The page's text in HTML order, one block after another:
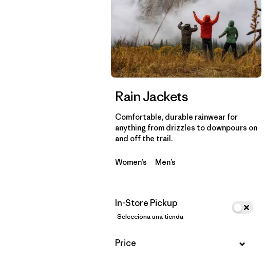
Rain Jackets
Comfortable, durable rainwear for
anything from drizzles to downpours on
and off the trail.
Women’s Men’s
In-Store Pickup
Selecciona una tienda
Filtrar por
Price